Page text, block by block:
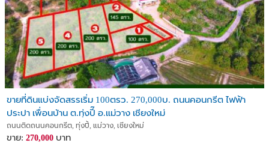
ขายที่ดินแบ่งจัดสรรเริ่ม 100ตรว. 270,000บ. ถนนคอนกรีต ไฟฟ้า
ประปา เพื่อนบ้าน ต.ทุ่งปี๊ อ.แม่วาง เชียงใหม่
ถนนติดถนนคอนกรีต, ทุ่งปี้, แม่วาง, เชียงใหม่
ขาย: 270,000 บาท